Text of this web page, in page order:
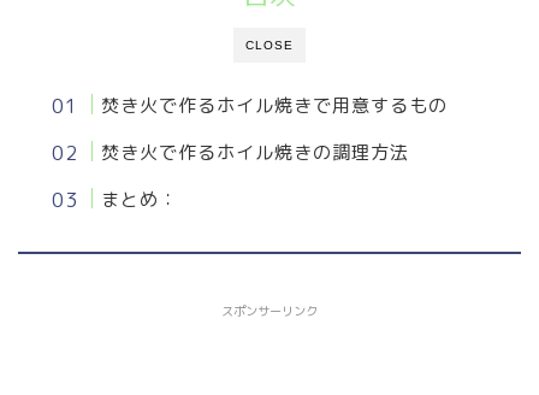
CLOSE
焚き火で作るホイル焼きで用意するもの
焚き火で作るホイル焼きの調理方法
まとめ：
スポンサーリンク